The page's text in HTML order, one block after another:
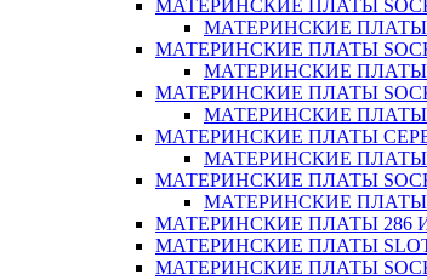
МАТЕРИНСКИЕ ПЛАТЫ
МАТЕРИНСКИЕ ПЛАТЫ
МАТЕРИНСКИЕ ПЛАТЫ
МАТЕРИНСКИЕ ПЛАТЫ
МАТЕРИНСКИЕ ПЛАТЫ
МАТЕРИНСКИЕ ПЛАТЫ
МАТЕРИНСКИЕ ПЛАТЫ
МАТЕРИНСКИЕ ПЛАТЫ
МАТЕРИНСКИЕ ПЛАТЫ
МАТЕРИНСКИЕ ПЛАТЫ
МАТЕРИНСКИЕ ПЛАТЫ 286
МАТЕРИНСКИЕ ПЛАТЫ
МАТЕРИНСКИЕ ПЛАТЫ